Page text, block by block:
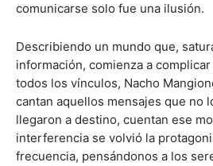
comunicarse solo fue una ilusión.
Describiendo un mundo que,
información, comienza a
todos los vínculos, Nacho
cantan aquellos mensajes que no
llegaron a destino, cuentan ese
interferencia se volvió la
frecuencia, pensándonos a los